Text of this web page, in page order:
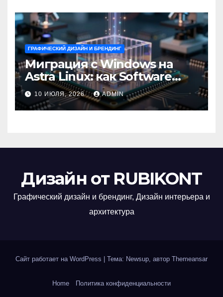
ГРАФИЧЕСКИЙ ДИЗАЙН И БРЕНДИНГ
Миграция с Windows на
Astra Linux: как Software
Group успешно перешла на
отечественную ОС
10 ИЮЛЯ, 2026 ADMIN
Дизайн от RUBIKONT
Графический дизайн и брендинг, Дизайн интерьера и
архитектура
Сайт работает на WordPress Тема: Newsup, автор Themeansar
Home Политика конфиденциальности